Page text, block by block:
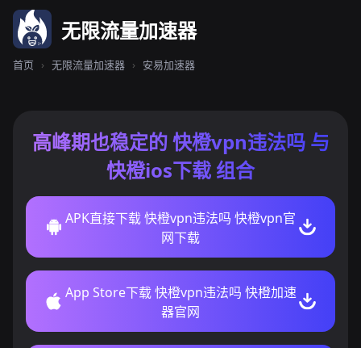
无限流量加速器
首页 › 无限流量加速器 › 安易加速器
高峰期也稳定的 快橙vpn违法吗 与
快橙ios下载 组合
APK直接下载 快橙vpn违法吗 快橙vpn官
网下载
App Store下载 快橙vpn违法吗 快橙加速
器官网